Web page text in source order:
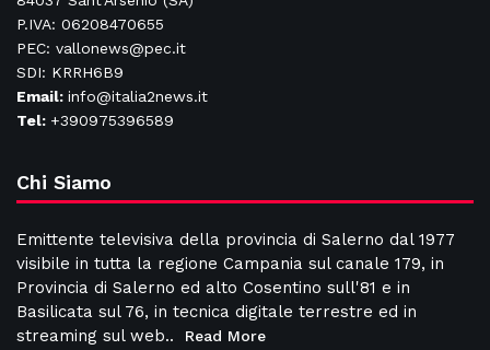
P.IVA: 06208470655
PEC: vallonews@pec.it
SDI: KRRH6B9
Email: info@italia2news.it
Tel: +390975396589
Chi Siamo
Emittente televisiva della provincia di Salerno dal 1977
visibile in tutta la regione Campania sul canale 179, in
Provincia di Salerno ed alto Cosentino sull'81 e in
Basilicata sul 76, in tecnica digitale terrestre ed in
streaming sul web..
Read More